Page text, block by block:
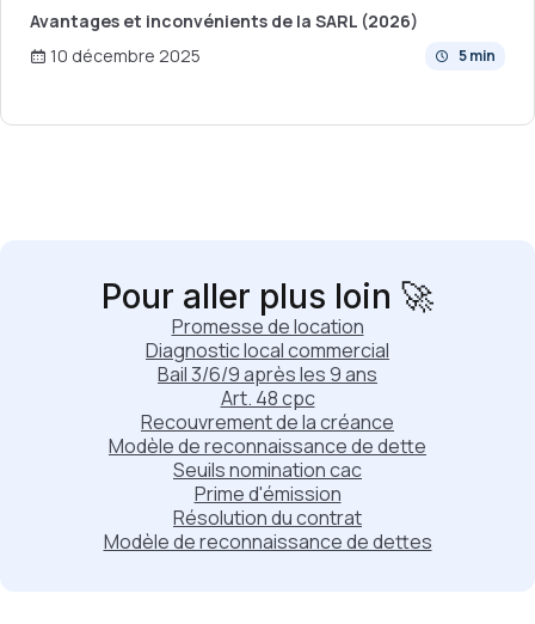
Avantages et inconvénients de la SARL (2026)
5 min
10 décembre 2025
Pour aller plus loin 🚀
Promesse de location
Diagnostic local commercial
Bail 3/6/9 après les 9 ans
Art. 48 cpc
Recouvrement de la créance
Modèle de reconnaissance de dette
Seuils nomination cac
Prime d'émission
Résolution du contrat
Modèle de reconnaissance de dettes